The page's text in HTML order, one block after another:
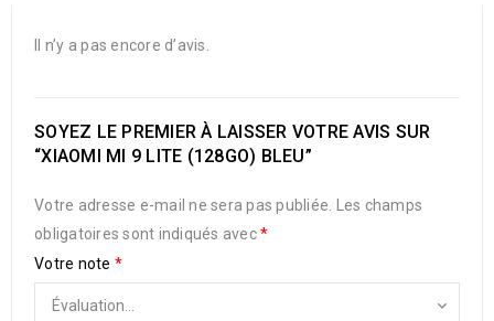
Il n’y a pas encore d’avis.
SOYEZ LE PREMIER À LAISSER VOTRE AVIS SUR
“XIAOMI MI 9 LITE (128GO) BLEU”
Votre adresse e-mail ne sera pas publiée.
Les champs
obligatoires sont indiqués avec*
Votre note *